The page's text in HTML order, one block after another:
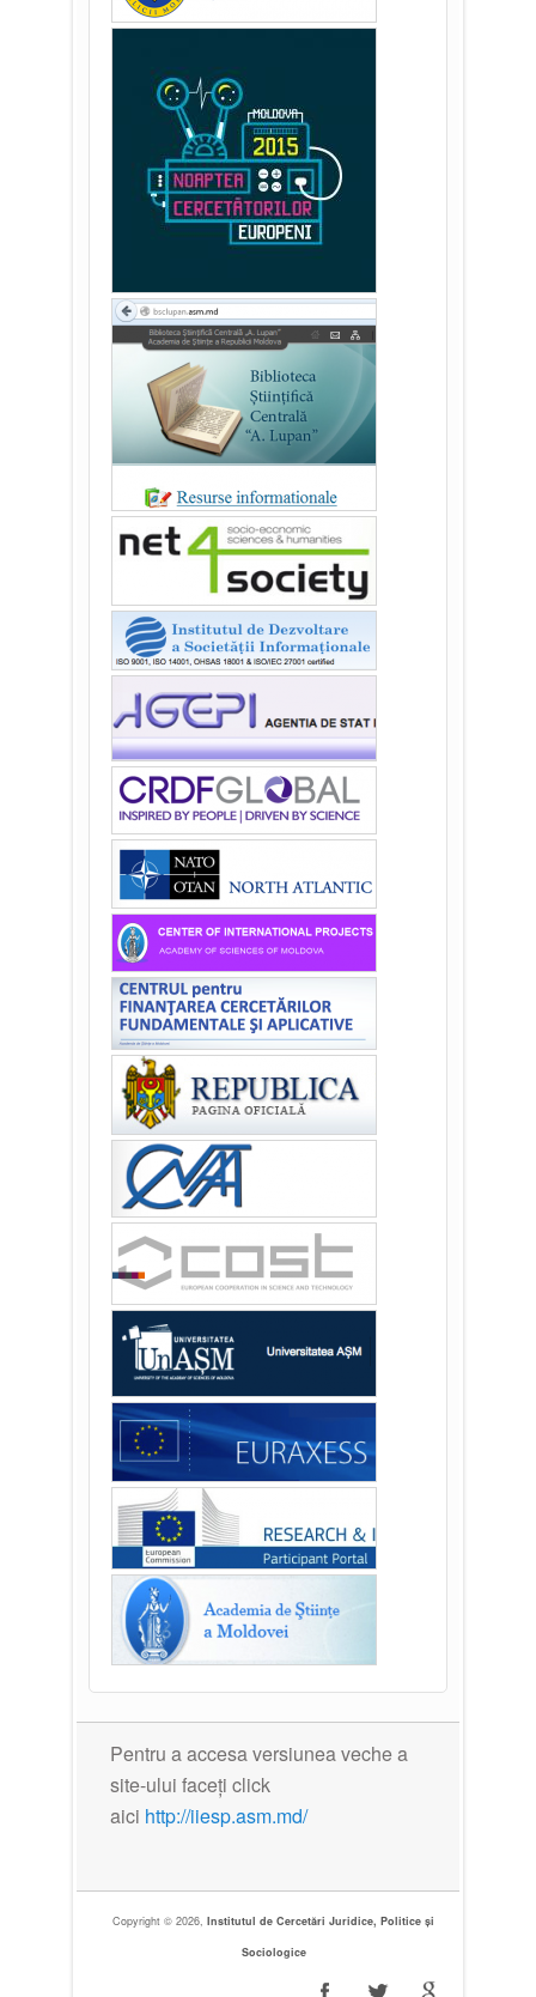
Pentru a accesa versiunea veche a
site-ului faceți click
aici http://iiesp.asm.md/
Copyright © 2026,Institutul de Cercetări Juridice, Politice și
Sociologice